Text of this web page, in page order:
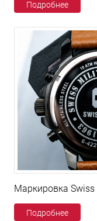
Подробнее
Маркировка Swiss
Подробнее